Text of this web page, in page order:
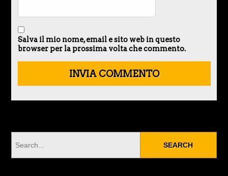
Salva il mio nome, email e sito web in questo
browser per la prossima volta che commento.